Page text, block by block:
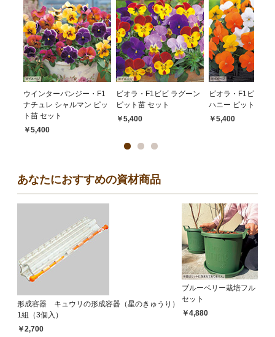
ウインターパンジー・F1
ナチュレ シャルマン ピッ
ト苗 セット
￥5,400
ビオラ・F1ビビ ラグーン
ピット苗 セット
￥5,400
ビオラ・F1ビビ メ
ハニー ピット苗 セ
￥5,400
あなたにおすすめの資材商品
形成容器 キュウリの形成容器（星のきゅうり）
1組（3個入）
￥2,700
ブルーベリー栽培フル
セット
￥4,880